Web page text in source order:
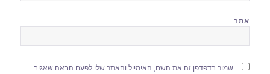
אתר
שמור בדפדפן זה את השם, האימייל והאתר שלי לפעם הבאה שאגיב.